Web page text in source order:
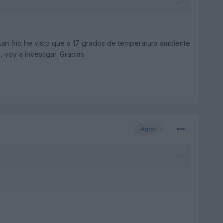
frío he visto que a 17 grados de temperatura ambiente
a investigar. Gracias.
Autor